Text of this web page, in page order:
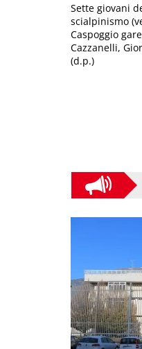
Sette giovani
scialpinismo
Caspoggio
Cazzanelli,
(d.p.)